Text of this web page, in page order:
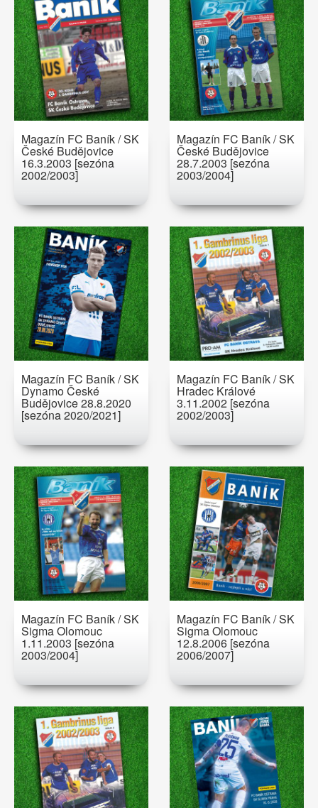
Magazín FC Baník / SK
České Budějovice
16.3.2003 [sezóna
2002/2003]
Magazín FC Baník / SK
České Budějovice
28.7.2003 [sezóna
2003/2004]
Magazín FC Baník / SK
Dynamo České
Budějovice 28.8.2020
[sezóna 2020/2021]
Magazín FC Baník / SK
Hradec Králové
3.11.2002 [sezóna
2002/2003]
Magazín FC Baník / SK
Sigma Olomouc
1.11.2003 [sezóna
2003/2004]
Magazín FC Baník / SK
Sigma Olomouc
12.8.2006 [sezóna
2006/2007]